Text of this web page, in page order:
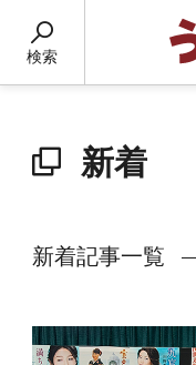
検索
新着
新着記事一覧